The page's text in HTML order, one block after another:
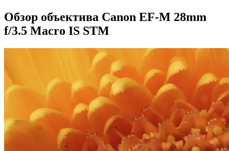
Обзор объектива Canon EF-M 28mm
f/3.5 Macro IS STM